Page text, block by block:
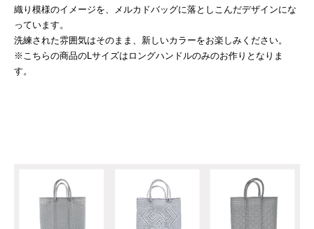
織り模様のイメージを、メルカドバッグに落としこんだデザインにな
っています。
洗練された雰囲気はそのまま、新しいカラーをお楽しみください。
※こちらの商品のLサイズはロングハンドルのみのお作りとなりま
す。